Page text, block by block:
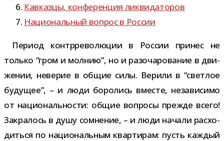
Кавказцы, кон­фе­рен­ция ликвидаторов
Национальный вопрос в России
Период контр­ре­во­лю­ции в России при­нес не
только “гром и мол­нию”, но и разо­ча­ро­ва­ние в дви­
же­нии, неве­рие в общие силы. Верили в “свет­лое
буду­щее”, – и люди боро­лись вме­сте, неза­ви­симо
от наци­о­наль­но­сти: общие вопросы прежде всего!
Закралось в душу сомне­ние, – и люди начали рас­хо­
диться по наци­о­наль­ным квар­ти­рам: пусть каж­дый